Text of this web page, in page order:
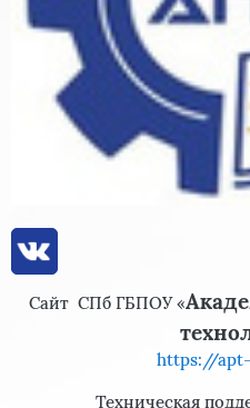
Сайт СПб ГБПОУ «
https://apt-
Техническая